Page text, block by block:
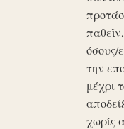
όσους/
την
μέχρι
χωρίς